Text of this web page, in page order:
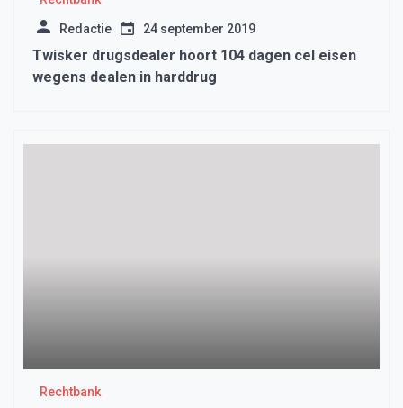
Redactie 24 september 2019
Twisker drugsdealer hoort 104 dagen cel eisen
wegens dealen in harddrug
Rechtbank